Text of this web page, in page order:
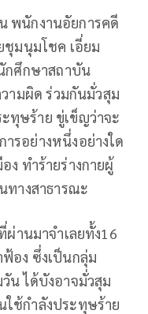
พนักงานอัยการคดี
มนุมโชค เอี่ยม
กศึกษาสถาบัน
ามผิด ร่วมกันมั่วสุม
ทุษร้าย ขู่เข็ญว่าจะ
รอย่างหนึ่งอย่างใด
ง ทำร้ายร่างกายผู้
ทางสาธารณะ
ผ่านมาจำเลยทั้ง16
อง ซึ่งเป็นกลุ่ม
น ได้บังอาจมั่วสุม
ช้กำลังประทุษร้าย